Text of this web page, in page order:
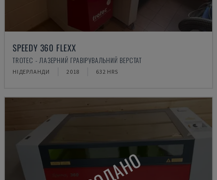
SPEEDY 360 FLEXX
TROTEC - ЛАЗЕРНИЙ ГРАВІРУВАЛЬНИЙ ВЕРСТАТ
НІДЕРЛАНДИ 2018 632 HRS